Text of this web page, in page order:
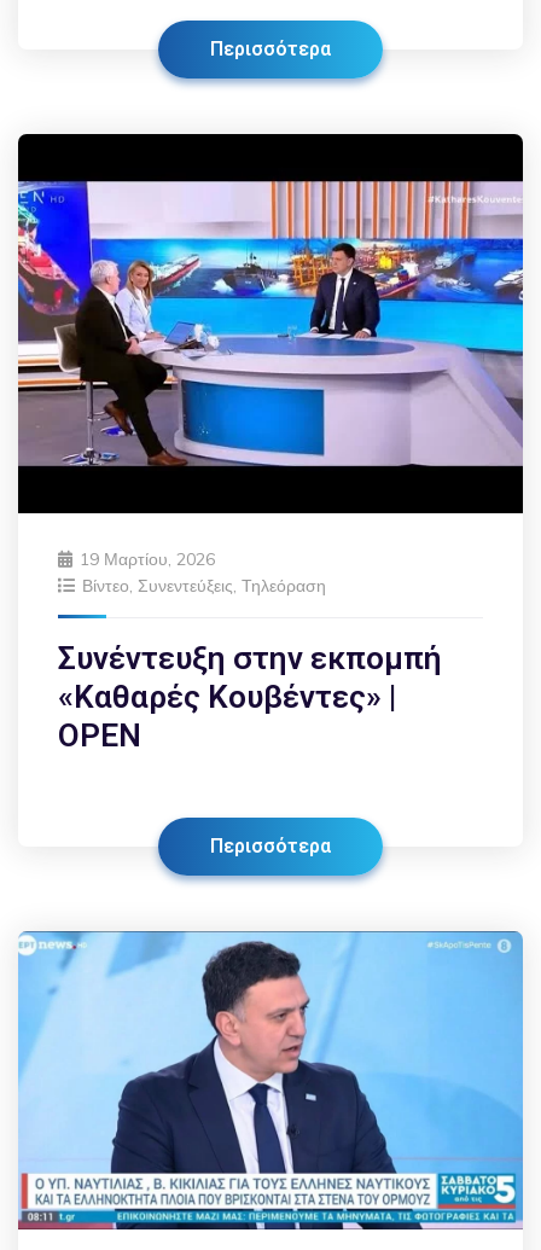
Περισσότερα
19 Μαρτίου, 2026
Βίντεο, Συνεντεύξεις, Τηλεόραση
Συνέντευξη στην εκπομπή
«Καθαρές Κουβέντες» |
OPEN
Περισσότερα